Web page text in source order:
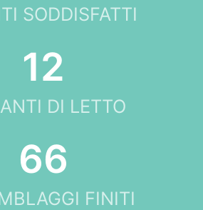
SODDISFATTI
19
DI LETTO
109
FINITI